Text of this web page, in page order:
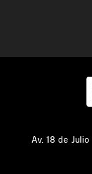
Av. 18 de